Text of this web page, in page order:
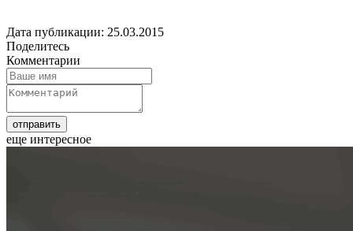
Дата публикации: 25.03.2015
Поделитесь
Комментарии
еще интересное